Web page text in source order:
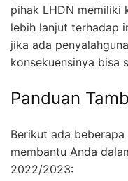
pihak LHDN memiliki
lebih lanjut terhadap
jika ada
konsekuensinya bisa
Panduan
Berikut ada
membantu Anda
2022/2023: